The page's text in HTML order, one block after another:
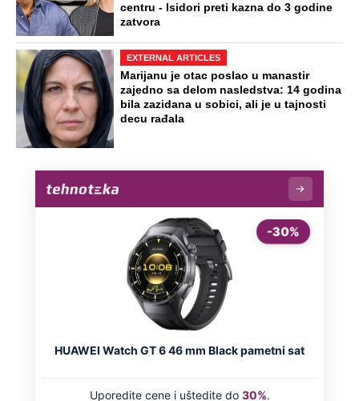
centru - Isidori preti kazna do 3 godine
zatvora
EXTERNAL ARTICLES
Marijanu je otac poslao u manastir
zajedno sa delom nasledstva: 14 godina
bila zazidana u sobici, ali je u tajnosti
decu rađala